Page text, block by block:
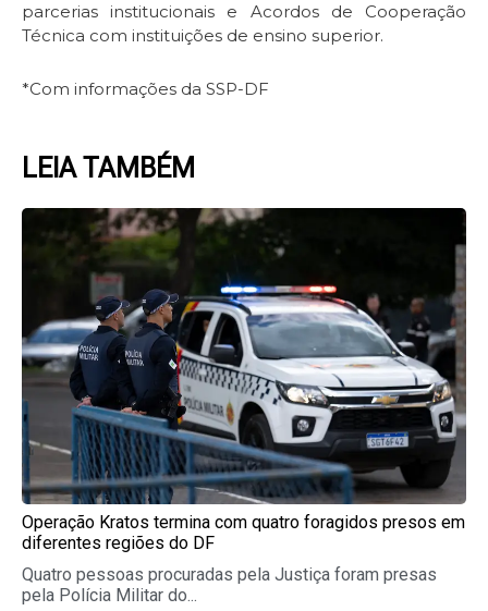
parcerias institucionais e Acordos de Cooperação
Técnica com instituições de ensino superior.
*Com informações da SSP-DF
LEIA TAMBÉM
Operação Kratos termina com quatro foragidos presos em
diferentes regiões do DF
Quatro pessoas procuradas pela Justiça foram presas
pela Polícia Militar do...
PagePagePagePage